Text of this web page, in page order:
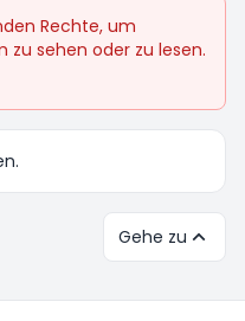
Rechte, um
zu sehen oder zu lesen.
Gehe zu